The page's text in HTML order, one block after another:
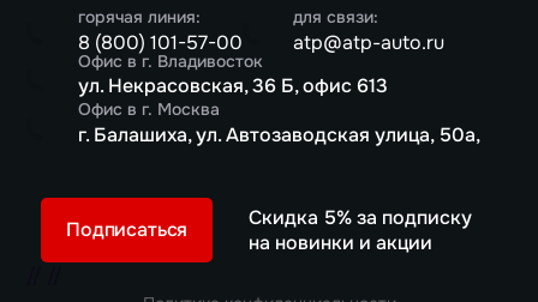
горячая линия:
8 (800) 101-57-00
для связи:
atp@atp-auto.ru
Офис в г. Владивосток
ул. Некрасовская, 36 Б, офис 613
Офис в г. Москва
г. Балашиха, ул. Автозаводская улица, 50а,
Скидка 5% за подписку
на новинки и акции
Подписаться